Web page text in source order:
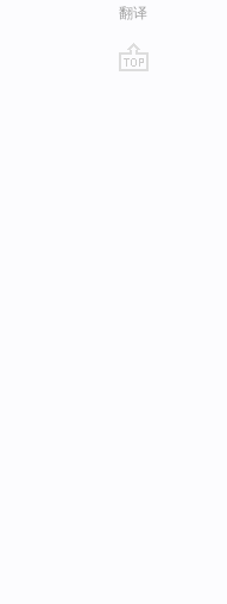
翻译